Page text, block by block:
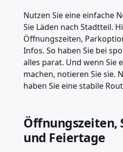
Nutzen Sie eine einfache
Sie Läden nach Stadtteil.
Öffnungszeiten,
Infos. So haben Sie bei
alles parat. Und wenn Sie
machen, notieren Sie sie.
haben Sie eine stabile
Öffnungszeiten,
und Feiertage